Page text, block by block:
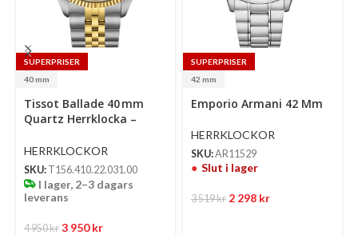
SUPERPRISER
40 mm
Select
options
Tissot Ballade 40 Mm
Quartz Herrklocka –
Tvåtonad Stållänk
HERRKLOCKOR
SKU: T156.410.22.031.00
I lager, 2–3 dagars
leverans
4 950kr 3 950kr
SUPERPRISER
42 mm
Emporio Armani 42 Mm
HERRKLOCKOR
SKU:AR11529
Slut i lager
3 519kr 2 298 kr